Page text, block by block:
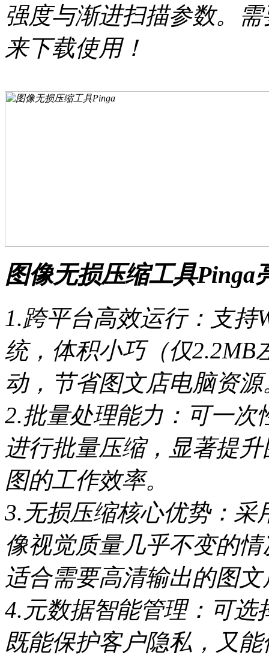
强度与渐进扫描参数。
来下载使用！
图像无损压缩工具Pinga
1.跨平台高效运行：支持
统，体积小巧（仅
动，节省图文店电脑资源
2.批量处理能力：可一次
进行批量压缩，显著提
图的工作效率。
3.无损压缩核心优势：采
像视觉质量几乎不变的
适合需要高清输出的图文
4.元数据智能管理：可选
既能保护客户隐私，又